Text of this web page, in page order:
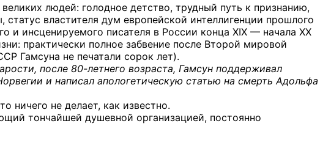
людей: голодное детство, трудный путь к признанию,
статус властителя дум европейской интеллигенции прошлого
и инсценируемого писателя в России конца XIX — начала XX
практически полное забвение после Второй мировой
Гамсуна не печатали сорок лет).
после 80-летнего возраста, Гамсун поддерживал
и написал апологетическую статью на смерть Адольфа
ничего не делает, как известно.
тончайшей душевной организацией, постоянно